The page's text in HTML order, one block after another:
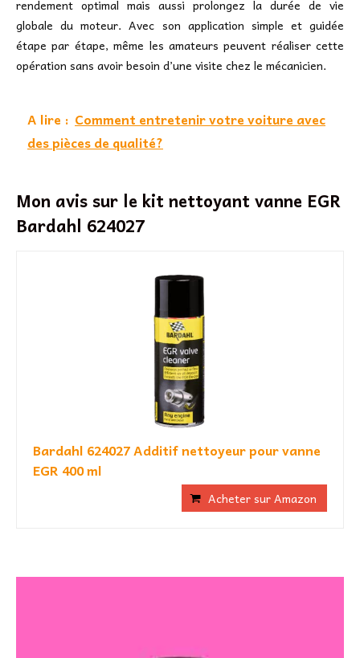
rendement optimal mais aussi prolongez la durée de vie
globale du moteur. Avec son application simple et guidée
étape par étape, même les amateurs peuvent réaliser cette
opération sans avoir besoin d’une visite chez le mécanicien.
A lire : Comment entretenir votre voiture avec
des pièces de qualité?
Mon avis sur le kit nettoyant vanne EGR
Bardahl 624027
Bardahl 624027 Additif nettoyeur pour vanne
EGR 400 ml
Acheter sur Amazon